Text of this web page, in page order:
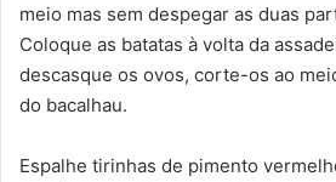
meio mas sem despegar as duas
Coloque as batatas à volta da
descasque os ovos, corte-os ao
do bacalhau.
Espalhe tirinhas de pimento